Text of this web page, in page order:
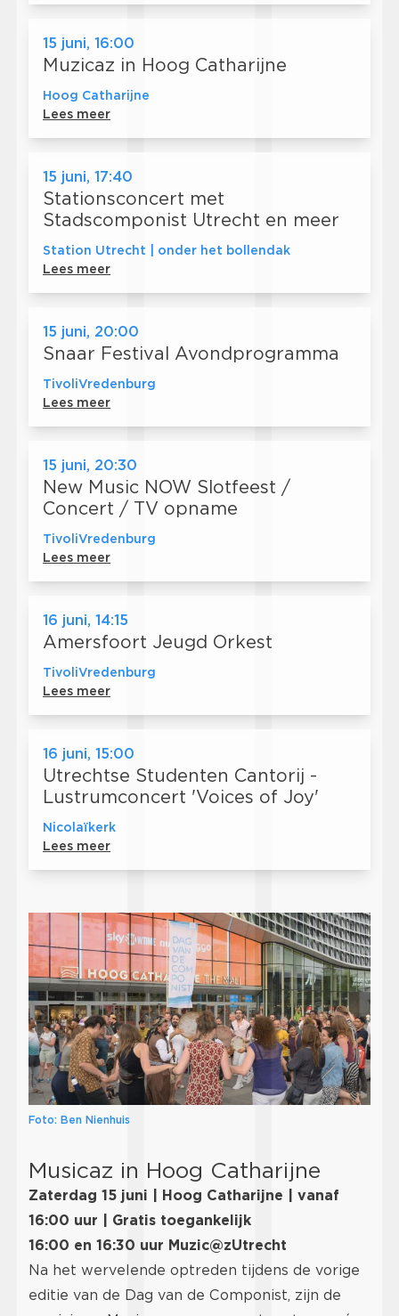
15 juni, 16:00
Muzicaz in Hoog Catharijne
Hoog Catharijne
Lees meer
15 juni, 17:40
Stationsconcert met
Stadscomponist Utrecht en meer
Station Utrecht | onder het bollendak
Lees meer
15 juni, 20:00
Snaar Festival Avondprogramma
TivoliVredenburg
Lees meer
15 juni, 20:30
New Music NOW Slotfeest /
Concert / TV opname
TivoliVredenburg
Lees meer
16 juni, 14:15
Amersfoort Jeugd Orkest
TivoliVredenburg
Lees meer
16 juni, 15:00
Utrechtse Studenten Cantorij -
Lustrumconcert 'Voices of Joy'
Nicolaïkerk
Lees meer
Foto: Ben Nienhuis
Musicaz in Hoog Catharijne
Zaterdag 15 juni | Hoog Catharijne | vanaf
16:00 uur | Gratis toegankelijk
16:00 en 16:30 uur Muzic@zUtrecht
Na het wervelende optreden tijdens de vorige
editie van de Dag van de Componist, zijn de